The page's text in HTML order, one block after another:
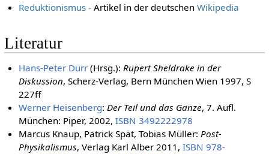
Reduktionismus - Artikel in der deutschenWikipedia
Literatur
Hans-Peter Dürr (Hrsg.):Rupert Sheldrake in der
Diskussion, Scherz-Verlag, Bern München Wien 1997, S
227ff
Werner Heisenberg:Der Teil und das Ganze, 7. Aufl.
München: Piper, 2002,ISBN 3492222978
Marcus Knaup, Patrick Spät, Tobias Müller:Post-
Physikalismus, Verlag Karl Alber 2011,ISBN 978-